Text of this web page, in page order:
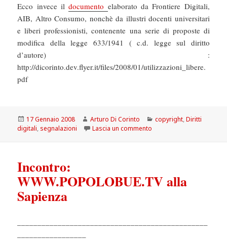
Ecco invece ildocumento elaborato da Frontiere Digitali,
AIB, Altro Consumo, nonchè da illustri docenti universitari
e liberi professionisti, contenente una serie di proposte di
modifica della legge 633/1941 ( c.d. legge sul diritto
d’autore) :
http://dicorinto.dev.flyer.it/files/2008/01/utilizzazioni_libere.
pdf
Scritto
il
17 Gennaio 2008 Autore
Arturo Di Corinto Categorie
copyright,Diritti
digitali, segnalazioni Lascia un commento
Incontro:
WWW.POPOLOBUE.TV alla
Sapienza